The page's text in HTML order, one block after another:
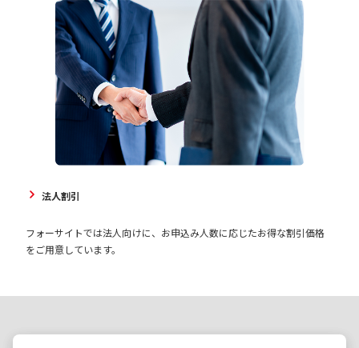
法人割引
フォーサイトでは法人向けに、お申込み人数に応じたお得な割引価格
をご用意しています。